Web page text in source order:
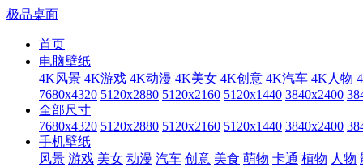
极品桌面
首页
电脑壁纸
4K风景 4K游戏 4K动漫 4K美女 4K创意 4K汽车 4K人物
7680x4320 5120x2880 5120x2160 5120x1440 3840x2400
全部尺寸
7680x4320 5120x2880 5120x2160 5120x1440 3840x2400
手机壁纸
风景 游戏 美女 动漫 汽车 创意 美食 萌物 卡通 植物 人物